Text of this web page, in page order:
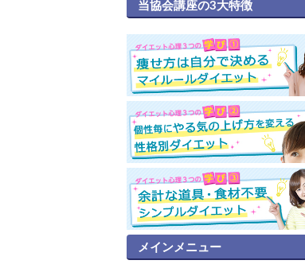
当協会講座の3大特徴
メインメニュー